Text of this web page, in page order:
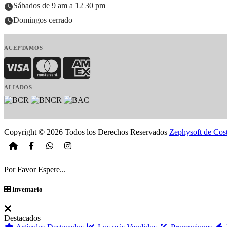
Sábados de 9 am a 12 30 pm
Domingos cerrado
ACEPTAMOS
Visa MasterCardAmerican Express
ALIADOS
Copyright © 2026 Todos los Derechos Reservados Zephysoft de
Por Favor Espere...
Inventario
Destacados